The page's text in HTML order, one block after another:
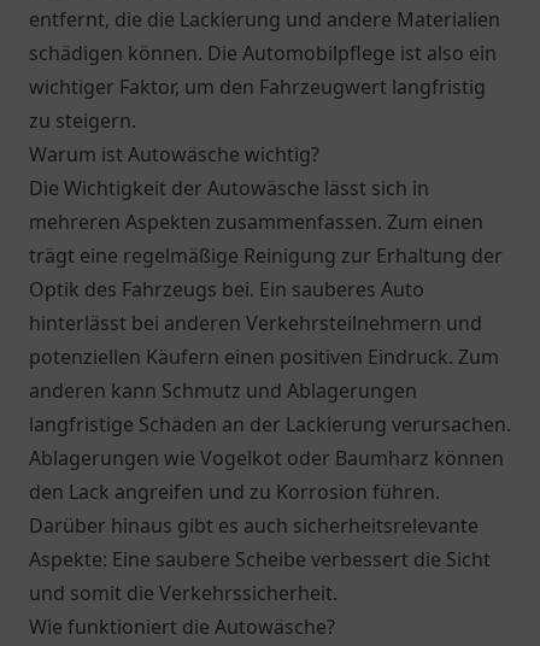
entfernt, die die Lackierung und andere Materialien
schädigen können. Die Automobilpflege ist also ein
wichtiger Faktor, um den Fahrzeugwert langfristig
zu steigern.
Warum ist Autowäsche wichtig?
Die Wichtigkeit der Autowäsche lässt sich in
mehreren Aspekten zusammenfassen. Zum einen
trägt eine regelmäßige Reinigung zur Erhaltung der
Optik des Fahrzeugs bei. Ein sauberes Auto
hinterlässt bei anderen Verkehrsteilnehmern und
potenziellen Käufern einen positiven Eindruck. Zum
anderen kann Schmutz und Ablagerungen
langfristige Schäden an der Lackierung verursachen.
Ablagerungen wie Vogelkot oder Baumharz können
den Lack angreifen und zu Korrosion führen.
Darüber hinaus gibt es auch sicherheitsrelevante
Aspekte: Eine saubere Scheibe verbessert die Sicht
und somit die Verkehrssicherheit.
Wie funktioniert die Autowäsche?